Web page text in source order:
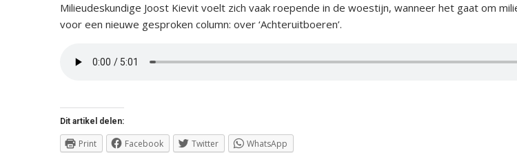
Milieudeskundige Joost Kievit voelt zich vaak roepende in de woestijn, wanneer het gaat om
voor een nieuwe gesproken column: over ‘Achteruitboeren’.
Dit artikel delen:
Print Facebook Twitter WhatsApp